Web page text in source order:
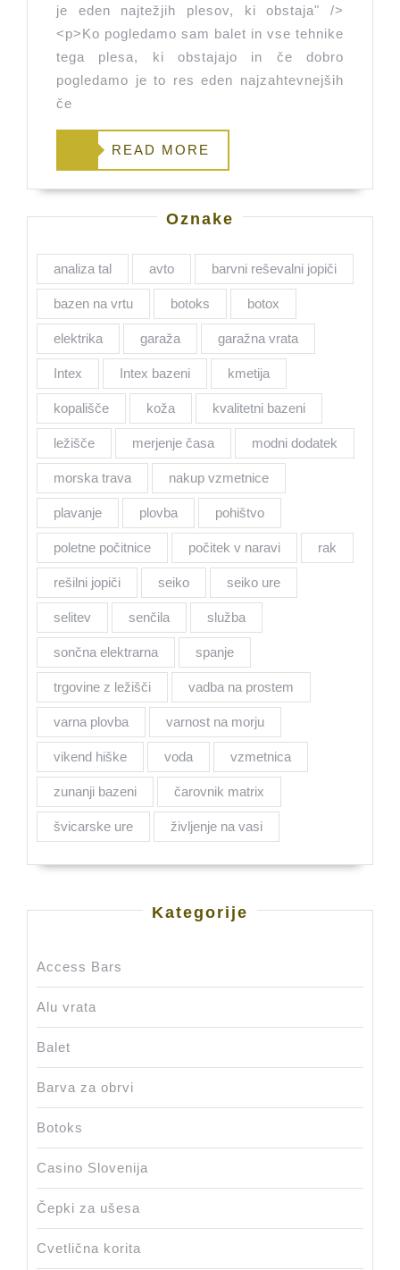
obstaja
je eden najtežjih plesov, ki obstaja" />
<p>Ko pogledamo sam balet in vse tehnike
tega plesa, ki obstajajo in če dobro
pogledamo je to res eden najzahtevnejših
če
READ MORE
READ
Oznake
analiza tal avto barvni reševalni jopiči
bazen na vrtu botoks botox
elektrika garaža garažna vrata
Intex Intex bazeni kmetija
kopališče koža kvalitetni bazeni
ležišče merjenje časa modni dodatek
morska trava nakup vzmetnice
plavanje plovba pohištvo
poletne počitnice počitek v naravi rak
rešilni jopiči seiko seiko ure
selitev senčila služba
sončna elektrarna spanje
trgovine z ležišči vadba na prostem
varna plovba varnost na morju
vikend hiške voda vzmetnica
zunanji bazeni čarovnik matrix
švicarske ure življenje na vasi
Kategorije
Access Bars
Alu vrata
Balet
Barva za obrvi
Botoks
Casino Slovenija
Čepki za ušesa
Cvetlična korita